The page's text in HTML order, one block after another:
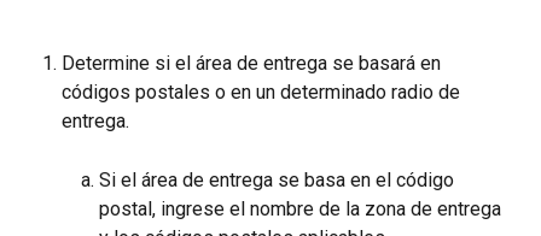
Determine si el área de entrega se basará en
códigos postales o en un determinado radio de
entrega.
Si el área de entrega se basa en el código
postal, ingrese el nombre de la zona de entrega